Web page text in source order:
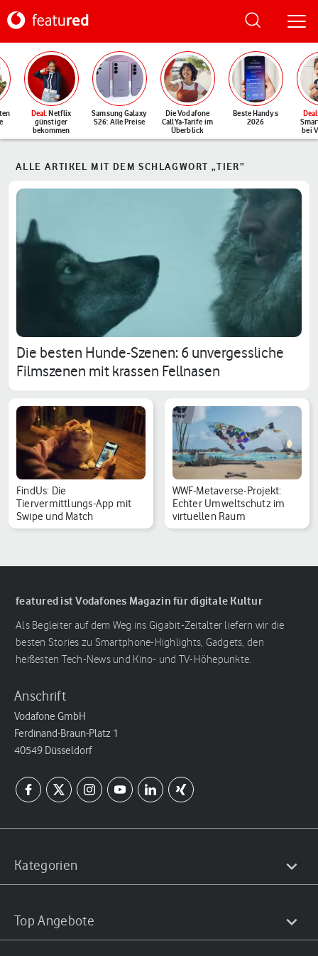
Deal: Netflix
günstiger
bekommen
Samsung Galaxy
S26: Alle Preise
Die Vodafone
CallYa-Tarife im
Überblick
Beste Handys
2026
Deal
bei
ALLE ARTIKEL MIT DEM SCHLAGWORT „TIER“
Die besten Hunde-Szenen: 6 unvergessliche
Filmszenen mit krassen Fellnasen
FindUs: Die
Tiervermittlungs-App mit
Swipe und Match
WWF-Metaverse-Projekt:
Echter Umweltschutz im
virtuellen Raum
featured ist Vodafones Magazin für digitale Kultur
Als Begleiter auf dem Weg ins Gigabit-Zeitalter liefern wir die
besten Stories zu Smartphone-Highlights, Gadgets, den
heißesten Tech-News und Kino- und TV-Höhepunkte.
Anschrift
Vodafone GmbH
Ferdinand-Braun-Platz 1
40549 Düsseldorf
Kategorien
Top Angebote